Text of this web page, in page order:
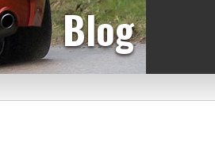
Blog